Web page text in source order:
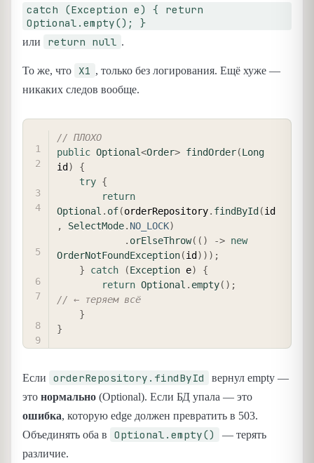
catch (Exception e) { return
Optional.empty(); }
или return null .
То же, что X1 , только без логирования. Ещё хуже —
никаких следов вообще.
// ПЛОХО
public Optional<Order> findOrder(Long
id )
{
try {
return
Optional . of(orderRepository. findById (id
,
SelectMode. NO_LOCK)
. orElseThrow( ( ) -> new
OrderNotFoundException(id ) ) ) ;
}
catch (Exception e)
{
return Optional . empty( ) ;
// ← теряем всё
}
}
Если orderRepository.findById
вернул empty —
это нормально (Optional). Если БД упала — это
ошибка, которую edge должен превратить в 503.
Объединять оба в
Optional.empty()
— терять
различие.